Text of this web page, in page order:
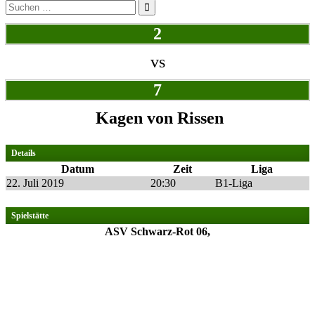
Suchen
nach:
2
vs
7
Kagen von Rissen
Details
Datum Zeit
Liga
22. Juli 2019
20:30 B1-Liga
Spielstätte
ASV Schwarz-Rot 06,